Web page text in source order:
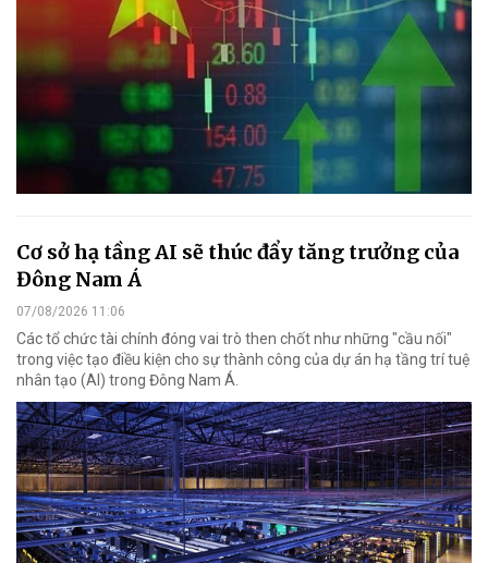
Cơ sở hạ tầng AI sẽ thúc đẩy tăng trưởng của
Đông Nam Á
07/08/2026 11:06
Các tổ chức tài chính đóng vai trò then chốt như những "cầu nối"
trong việc tạo điều kiện cho sự thành công của dự án hạ tầng trí tuệ
nhân tạo (AI) trong Đông Nam Á.